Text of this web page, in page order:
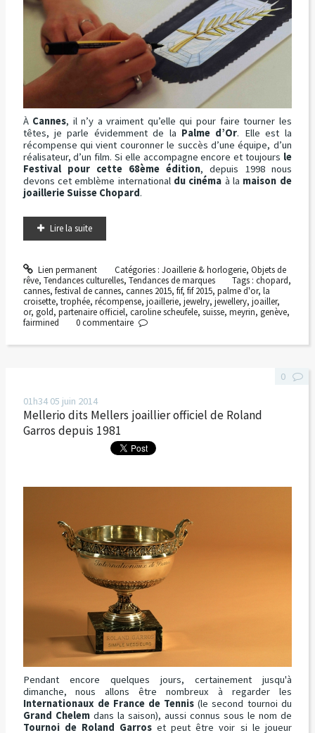
À Cannes, il n’y a vraiment qu’elle qui pour faire tourner les
têtes, je parle évidemment de la Palme d’Or. Elle est la
récompense qui vient couronner le succès d’une équipe, d’un
réalisateur, d’un film. Si elle accompagne encore et toujours le
Festival pour cette 68ème édition, depuis 1998 nous
devons cet emblème international du cinéma à la maison de
joaillerie Suisse Chopard.
Lire la suite
Lien permanent Catégories : Joaillerie & horlogerie, Objets de
rêve, Tendances culturelles, Tendances de marques Tags :chopard,
cannes, festival de cannes, cannes 2015, fif, fif 2015, palme d'or, la
croisette, trophée, récompense, joaillerie, jewelry, jewellery, joailler,
or, gold, partenaire officiel, caroline scheufele, suisse, meyrin, genève,
fairmined
0commentaire
01h34 05 juin 2014
Mellerio dits Mellers joaillier officiel de Roland
Garros depuis 1981
Pendant encore quelques jours, certainement jusqu'à
dimanche, nous allons être nombreux à regarder les
Internationaux de France de Tennis (le second tournoi du
Grand Chelemdans la saison), aussi connus sous le nom de
Tournoi de Roland Garroset peut être voir si le joueur
0